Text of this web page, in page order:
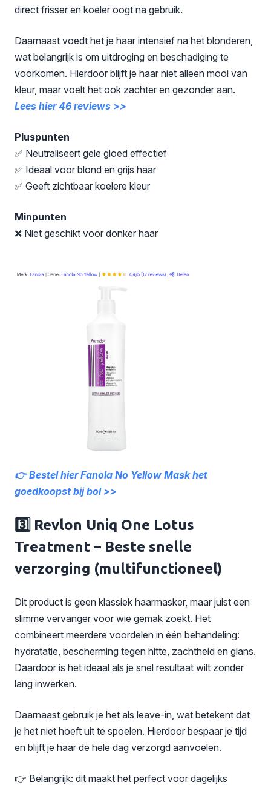
direct frisser en koeler oogt na gebruik.
Daarnaast voedt het je haar intensief na het blonderen,
wat belangrijk is om uitdroging en beschadiging te
voorkomen. Hierdoor blijft je haar niet alleen mooi van
kleur, maar voelt het ook zachter en gezonder aan.
Lees hier 46 reviews >>
Pluspunten
✅ Neutraliseert gele gloed effectief
✅ Ideaal voor blond en grijs haar
✅ Geeft zichtbaar koelere kleur
Minpunten
❌ Niet geschikt voor donker haar
👉 Bestel hier Fanola No Yellow Mask het
goedkoopst bij bol >>
3️⃣ Revlon Uniq One Lotus
Treatment – Beste snelle
verzorging (multifunctioneel)
Dit product is geen klassiek haarmasker, maar juist een
slimme vervanger voor wie gemak zoekt. Het
combineert meerdere voordelen in één behandeling:
hydratatie, bescherming tegen hitte, zachtheid en glans.
Daardoor is het ideaal als je snel resultaat wilt zonder
lang inwerken.
Daarnaast gebruik je het als leave-in, wat betekent dat
je het niet hoeft uit te spoelen. Hierdoor bespaar je tijd
en blijft je haar de hele dag verzorgd aanvoelen.
👉 Belangrijk: dit maakt het perfect voor dagelijks